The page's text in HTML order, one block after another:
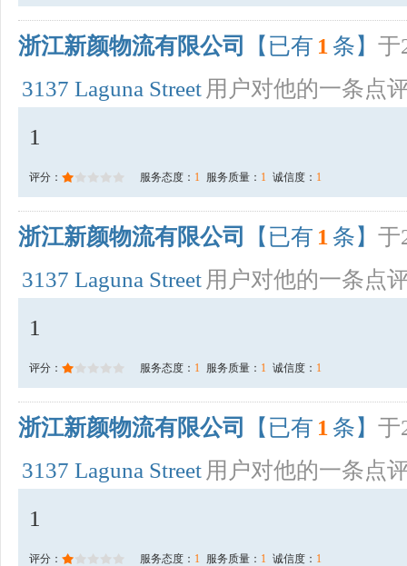
浙江新颜物流有限公司 【已有 1 条】 于
3137 Laguna Street 用户对他的一条点
1
评分： 服务态度： 1 服务质量： 1 诚信度： 1
浙江新颜物流有限公司 【已有 1 条】 于
3137 Laguna Street 用户对他的一条点
1
评分： 服务态度： 1 服务质量： 1 诚信度： 1
浙江新颜物流有限公司 【已有 1 条】 于
3137 Laguna Street 用户对他的一条点
1
评分： 服务态度： 1 服务质量： 1 诚信度： 1